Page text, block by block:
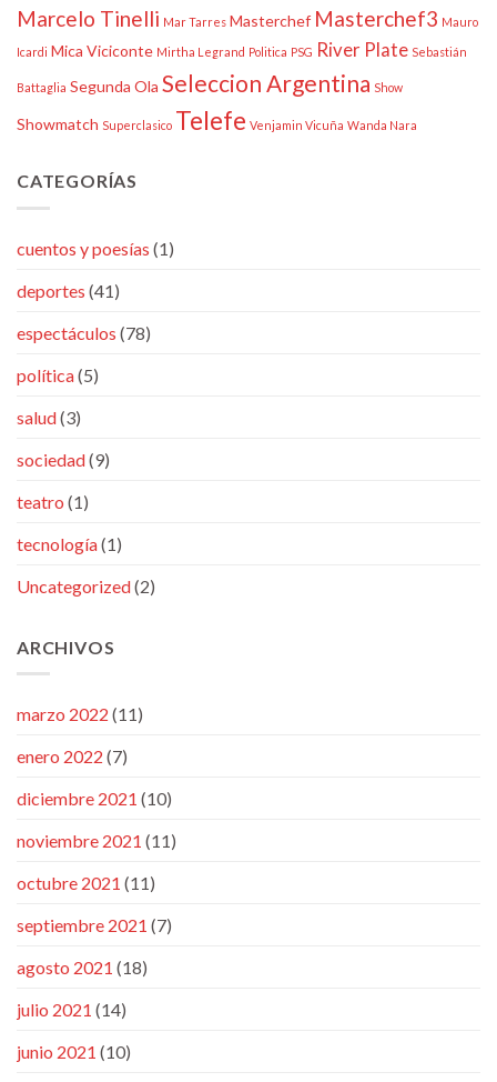
Marcelo Tinelli Mar Tarres Masterchef Masterchef3 Mauro
Icardi Mica Viciconte Mirtha Legrand Politica PSG River Plate Sebastián
Battaglia Segunda Ola Seleccion Argentina Show
Showmatch Superclasico Telefe Venjamin Vicuña Wanda Nara
CATEGORÍAS
cuentos y poesías (1)
deportes (41)
espectáculos (78)
política(5)
salud(3)
sociedad(9)
teatro (1)
tecnología(1)
Uncategorized(2)
ARCHIVOS
marzo 2022 (11)
enero 2022 (7)
diciembre 2021 (10)
noviembre 2021 (11)
octubre 2021 (11)
septiembre 2021 (7)
agosto 2021 (18)
julio 2021 (14)
junio 2021 (10)